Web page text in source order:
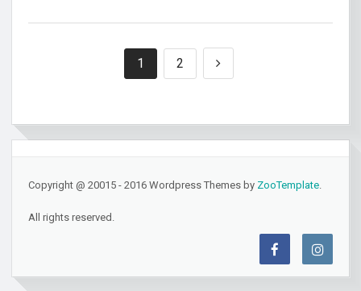
1 2
Copyright @ 20015 - 2016 Wordpress Themes by ZooTemplate.
All rights reserved.